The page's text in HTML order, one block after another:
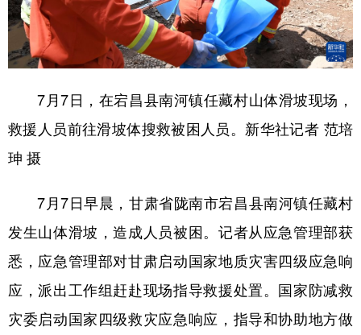
7月7日，在宕昌县南河镇任藏村山体滑坡现场，
救援人员前往滑坡体搜救被困人员。新华社记者 范培
珅 摄
7月7日早晨，甘肃省陇南市宕昌县南河镇任藏村
发生山体滑坡，造成人员被困。记者从应急管理部获
悉，应急管理部对甘肃启动国家地质灾害四级应急响
应，派出工作组赶赴现场指导救援处置。国家防减救
灾委启动国家四级救灾应急响应，指导和协助地方做